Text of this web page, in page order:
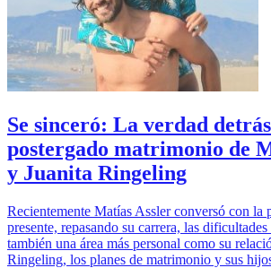
Se sinceró: La verdad
postergado matrimonio de
y Juanita Ringeling
Recientemente Matías Assler conversó con la
presente, repasando su carrera, las
también una área más personal como su
Ringeling, los planes de matrimonio y sus